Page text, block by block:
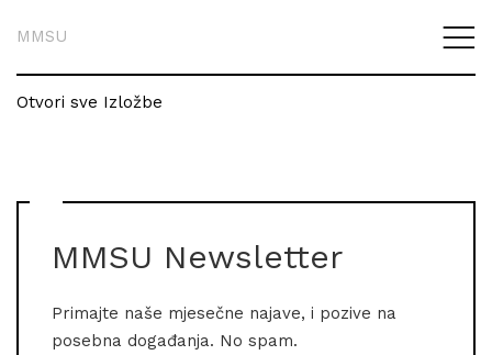
MMSU
Otvori sve Izložbe
MMSU Newsletter
Primajte naše mjesečne najave, i pozive na
posebna događanja. No spam.